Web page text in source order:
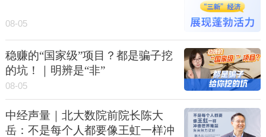
08-05
稳赚的“国家级”项目？都是骗子挖
的坑！｜明辨是“非”
08-05
中经声量｜北大数院前院长陈大
岳：不是每个人都要像王虹一样冲